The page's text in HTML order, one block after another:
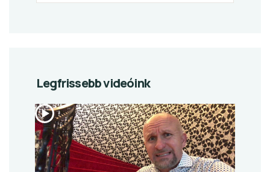
Legfrissebb videóink